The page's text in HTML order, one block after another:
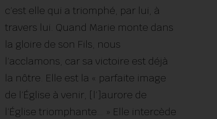
c’est elle qui a triomphé, par lui, à
travers lui. Quand Marie monte dans
la gloire de son Fils, nous
l’acclamons, car sa victoire est déjà
la nôtre. Elle est la « parfaite image
de l’Église à venir, [l’]aurore de
l’Église triomphante… » Elle intercède